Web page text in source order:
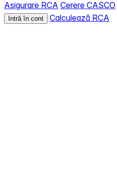
Asigurare RCA Cerere CASCO
Intră în cont Calculează RCA